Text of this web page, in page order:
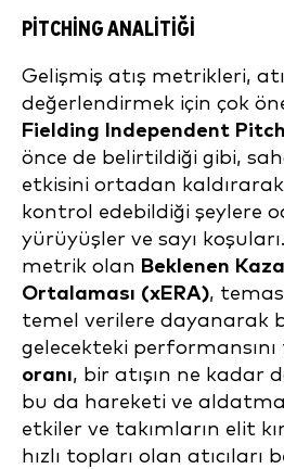
PITCHING ANALITIĞI
Gelişmiş atış metrikleri,
değerlendirmek için çok
Fielding Independent
önce de belirtildiği gibi,
etkisini ortadan kaldırarak
kontrol edebildiği şeylere
yürüyüşler ve sayı
metrik olan Beklenen
Ortalaması (xERA),
temel verilere dayanarak
gelecekteki
oranı, bir atışın ne kadar
bu da hareketi ve
etkiler ve takımların elit
hızlı topları olan atıcıları